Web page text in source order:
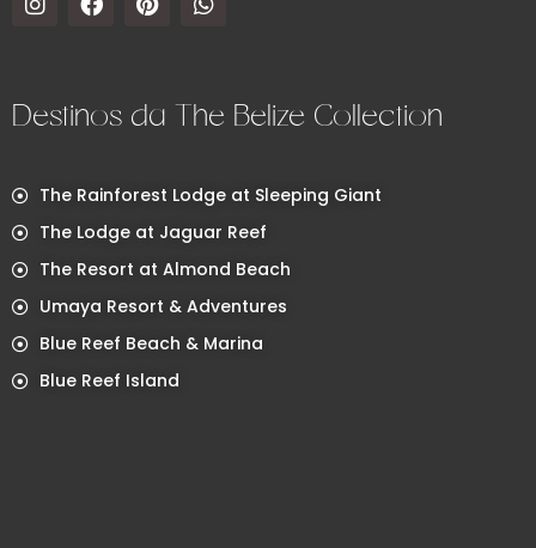
Destinos da The Belize Collection
The Rainforest Lodge at Sleeping Giant
The Lodge at Jaguar Reef
The Resort at Almond Beach
Umaya Resort & Adventures
Blue Reef Beach & Marina
Blue Reef Island